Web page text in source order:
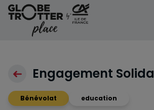
Aller au contenu
Engagement
Bénévolat education